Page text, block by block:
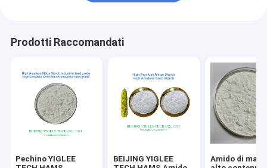
Prodotti Raccomandati
Pechino YIGLEE
BEIJING YIGLEE
Amido di mais